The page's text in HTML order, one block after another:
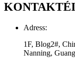
Adress:
1F, Blog2#,
Nanning,